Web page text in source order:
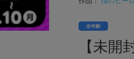
全年齢
【未